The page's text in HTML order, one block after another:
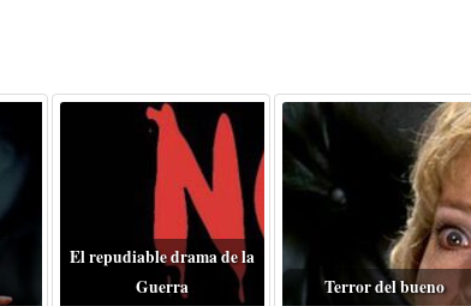
El repudiable drama de la
Guerra
Terror del bueno